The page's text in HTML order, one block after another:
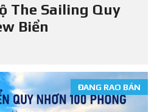
The Sailing Quy
Biển
ĐANG RAO BÁN